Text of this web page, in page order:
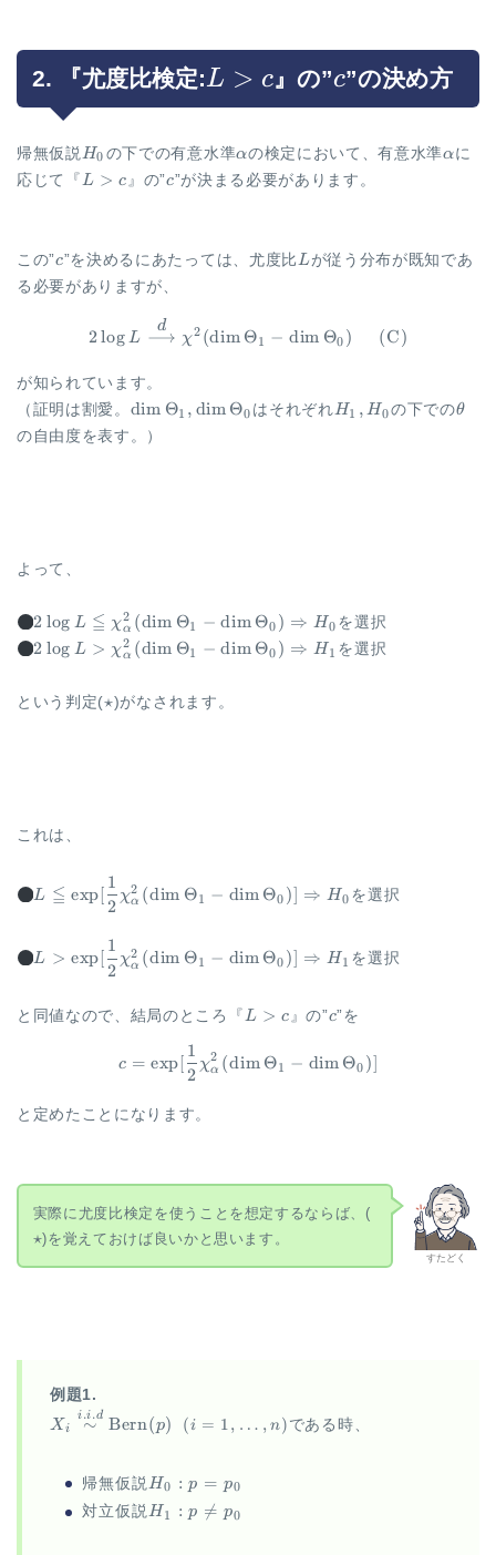
2. 『尤度比検定:L
\gt
c
L > c』の”c
c”の決め方
帰無仮説 H_0
H0 の下での有意水準\alpha
αの検定において、有意水準αに
応じて『 L
L > c 』の”c
c”が決まる必要があります。
この”c
c”を決めるにあたっては、尤度比 L
L が従う分布が既知であ
る必要がありますが、
\begin{aligned} 2 \log L
2logL ⟶
d
χ2 (dim Θ1 − dim Θ0 ) (C)
が知られています。
（証明は割愛。 \dim
\Theta_1,
\dim
dim Θ1 , dim Θ0 はそれぞれ H_1,
H1 ,H0の下でのθ
の自由度を表す。）
よって、
2 \log L \leqq
\chi^2_{\alpha}
(\dim
\Theta_0)
2 log L ≦ χα
2 (dim Θ1 − dim Θ0 ) ⇒ H_0
H0 を選択
2 \log L \gt
(\dim
\Theta_1-\dim
2 log L > χα
2 (dim Θ1 − dim Θ0 ) ⇒ H_1
H1 を選択
という判定(\star
⋆)がなされます。
これは、
L \leqq \exp
[\dfrac{1}{2}
(\dim
\Theta_1-\dim
\Rightarrow
L ≦ exp[
2
1
χα
2 (dim Θ1 − dim Θ0 )] ⇒ H_0
H0 を選択
L \gt \exp
[\dfrac{1}{2}
(\dim
\Rightarrow
L > exp[
2
1
χα
2 (dim Θ1 − dim Θ0 )] ⇒ H_1
H1 を選択
と同値なので、結局のところ『 L
L > c 』の”c
c”を
\begin{aligned} c = \exp
c = exp[
2
1
χα
2 (dim Θ1 − dim Θ0 )]
と定めたことになります。
すたどく
実際に尤度比検定を使うことを想定するならば、(
\star
⋆)を覚えておけば良いかと思います。
例題1.
X_i
\overset{i.i.d}
\Bern(p)~~
{\small (i=1,
\ldots, n)}
Xi ∼
i.i.d Bern(p) (i = 1, … , n) である時、
帰無仮説 H_0:
p =
p_0
H0 : p = p0
対立仮説H_1:
H1 : p 
= p0